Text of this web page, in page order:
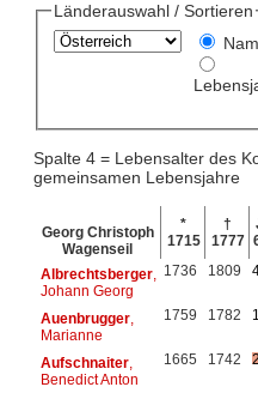
Länderauswahl / Sortieren
Spalte 4 = Lebensalter des
gemeinsamen Lebensjahre
Georg Christoph
Wagenseil
*
1715
†
1777
Albrechtsberger,
Johann Georg
1736 1809
Auenbrugger,
Marianne
1759 1782
Aufschnaiter,
Benedict Anton
1665 1742